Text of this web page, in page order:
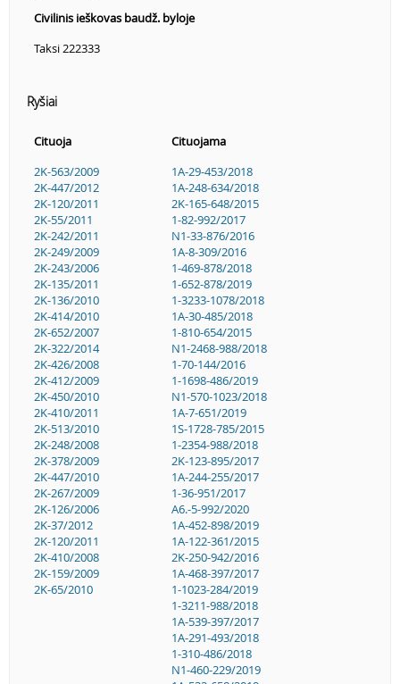
Civilinis ieškovas baudž. byloje
Taksi 222333
Ryšiai
Cituoja
Cituojama
2K-563/2009
2K-447/2012
2K-120/2011
2K-55/2011
2K-242/2011
2K-249/2009
2K-243/2006
2K-135/2011
2K-136/2010
2K-414/2010
2K-652/2007
2K-322/2014
2K-426/2008
2K-412/2009
2K-450/2010
2K-410/2011
2K-513/2010
2K-248/2008
2K-378/2009
2K-447/2010
2K-267/2009
2K-126/2006
2K-37/2012
2K-120/2011
2K-410/2008
2K-159/2009
2K-65/2010
1A-29-453/2018
1A-248-634/2018
2K-165-648/2015
1-82-992/2017
N1-33-876/2016
1A-8-309/2016
1-469-878/2018
1-652-878/2019
1-3233-1078/2018
1A-30-485/2018
1-810-654/2015
N1-2468-988/2018
1-70-144/2016
1-1698-486/2019
N1-570-1023/2018
1A-7-651/2019
1S-1728-785/2015
1-2354-988/2018
2K-123-895/2017
1A-244-255/2017
1-36-951/2017
A6.-5-992/2020
1A-452-898/2019
1A-122-361/2015
2K-250-942/2016
1A-468-397/2017
1-1023-284/2019
1-3211-988/2018
1A-539-397/2017
1A-291-493/2018
1-310-486/2018
N1-460-229/2019